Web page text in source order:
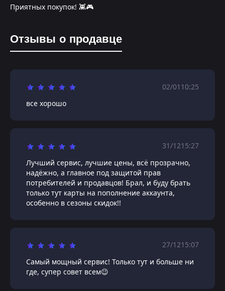
Приятных покупок! 👾🎮
Отзывы о продавце
02/01 10:25
все хорошо
31/1215:27
Лучший сервис, лучшие цены, всё прозрачно,
надёжно, а главное под защитой прав
потребителей и продавцов! Брал, и буду брать
только тут карты на пополнение аккаунта,
особенно в сезоны скидок!!
27/1215:07
Самый мощный сервис! Только тут и больше ни
где, супер совет всем😉